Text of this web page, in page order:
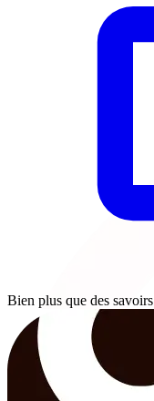
Bien plus que des savoirs